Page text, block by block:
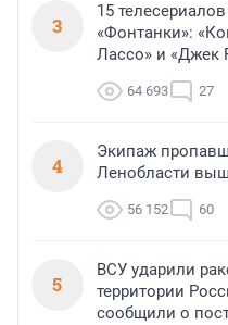
3
15
«Фонтанки»:
Лассо» и «Джек
64 693 27
4
Экипаж
Ленобласти
56 152 60
5
ВСУ ударили
территории
сообщили о